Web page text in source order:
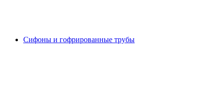
Сифоны и гофрированные трубы